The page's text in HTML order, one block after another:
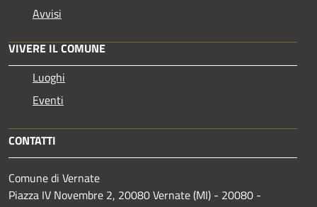
Avvisi
VIVERE IL COMUNE
Luoghi
Eventi
CONTATTI
Comune di Vernate
Piazza IV Novembre 2, 20080 Vernate (MI) - 20080 -